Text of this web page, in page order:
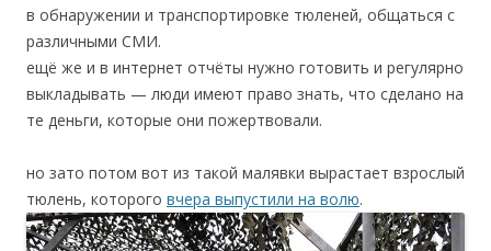
в обнаружении и транспортировке тюленей, общаться с
различными СМИ.
ещё же и в интернет отчёты нужно готовить и регулярно
выкладывать — люди имеют право знать, что сделано на
те деньги, которые они пожертвовали.
но зато потом вот из такой малявки вырастает взрослый
тюлень, которого вчера выпустили на волю.